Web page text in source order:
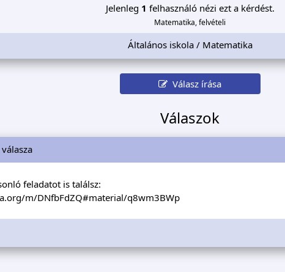
Jelenleg 1 felhasználó nézi ezt a kérdést.
Matematika, felvételi
Általános iskola / Matematika
Válasz írása
Válaszok
feladatot is találsz:
m/DNfbFdZQ#material/q8wm3BWp